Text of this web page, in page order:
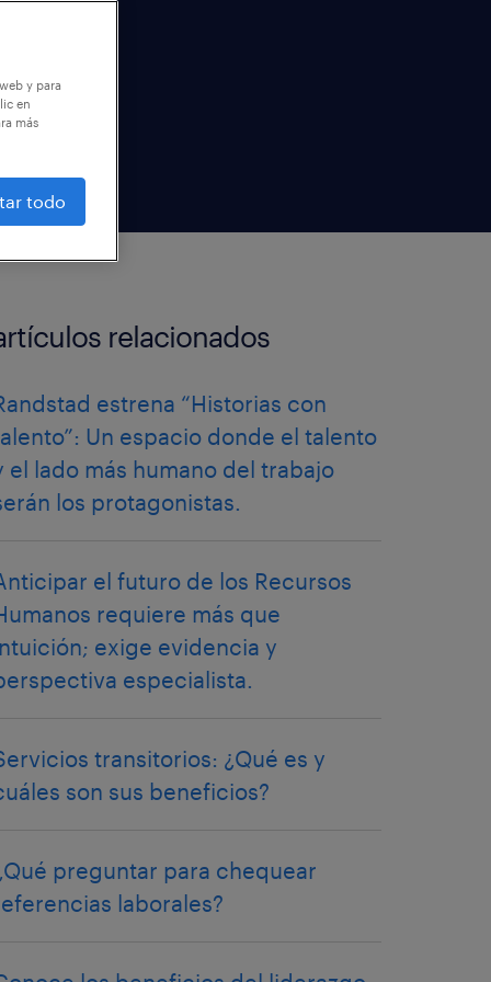
relacionados
estrena “Historias con
Un espacio donde el talento
el lado más humano del trabajo
los protagonistas.
el futuro de los Recursos
requiere más que
exige evidencia y
especialista.
transitorios: ¿Qué es y
son sus beneficios?
preguntar para chequear
laborales?
y para
en
más
todo